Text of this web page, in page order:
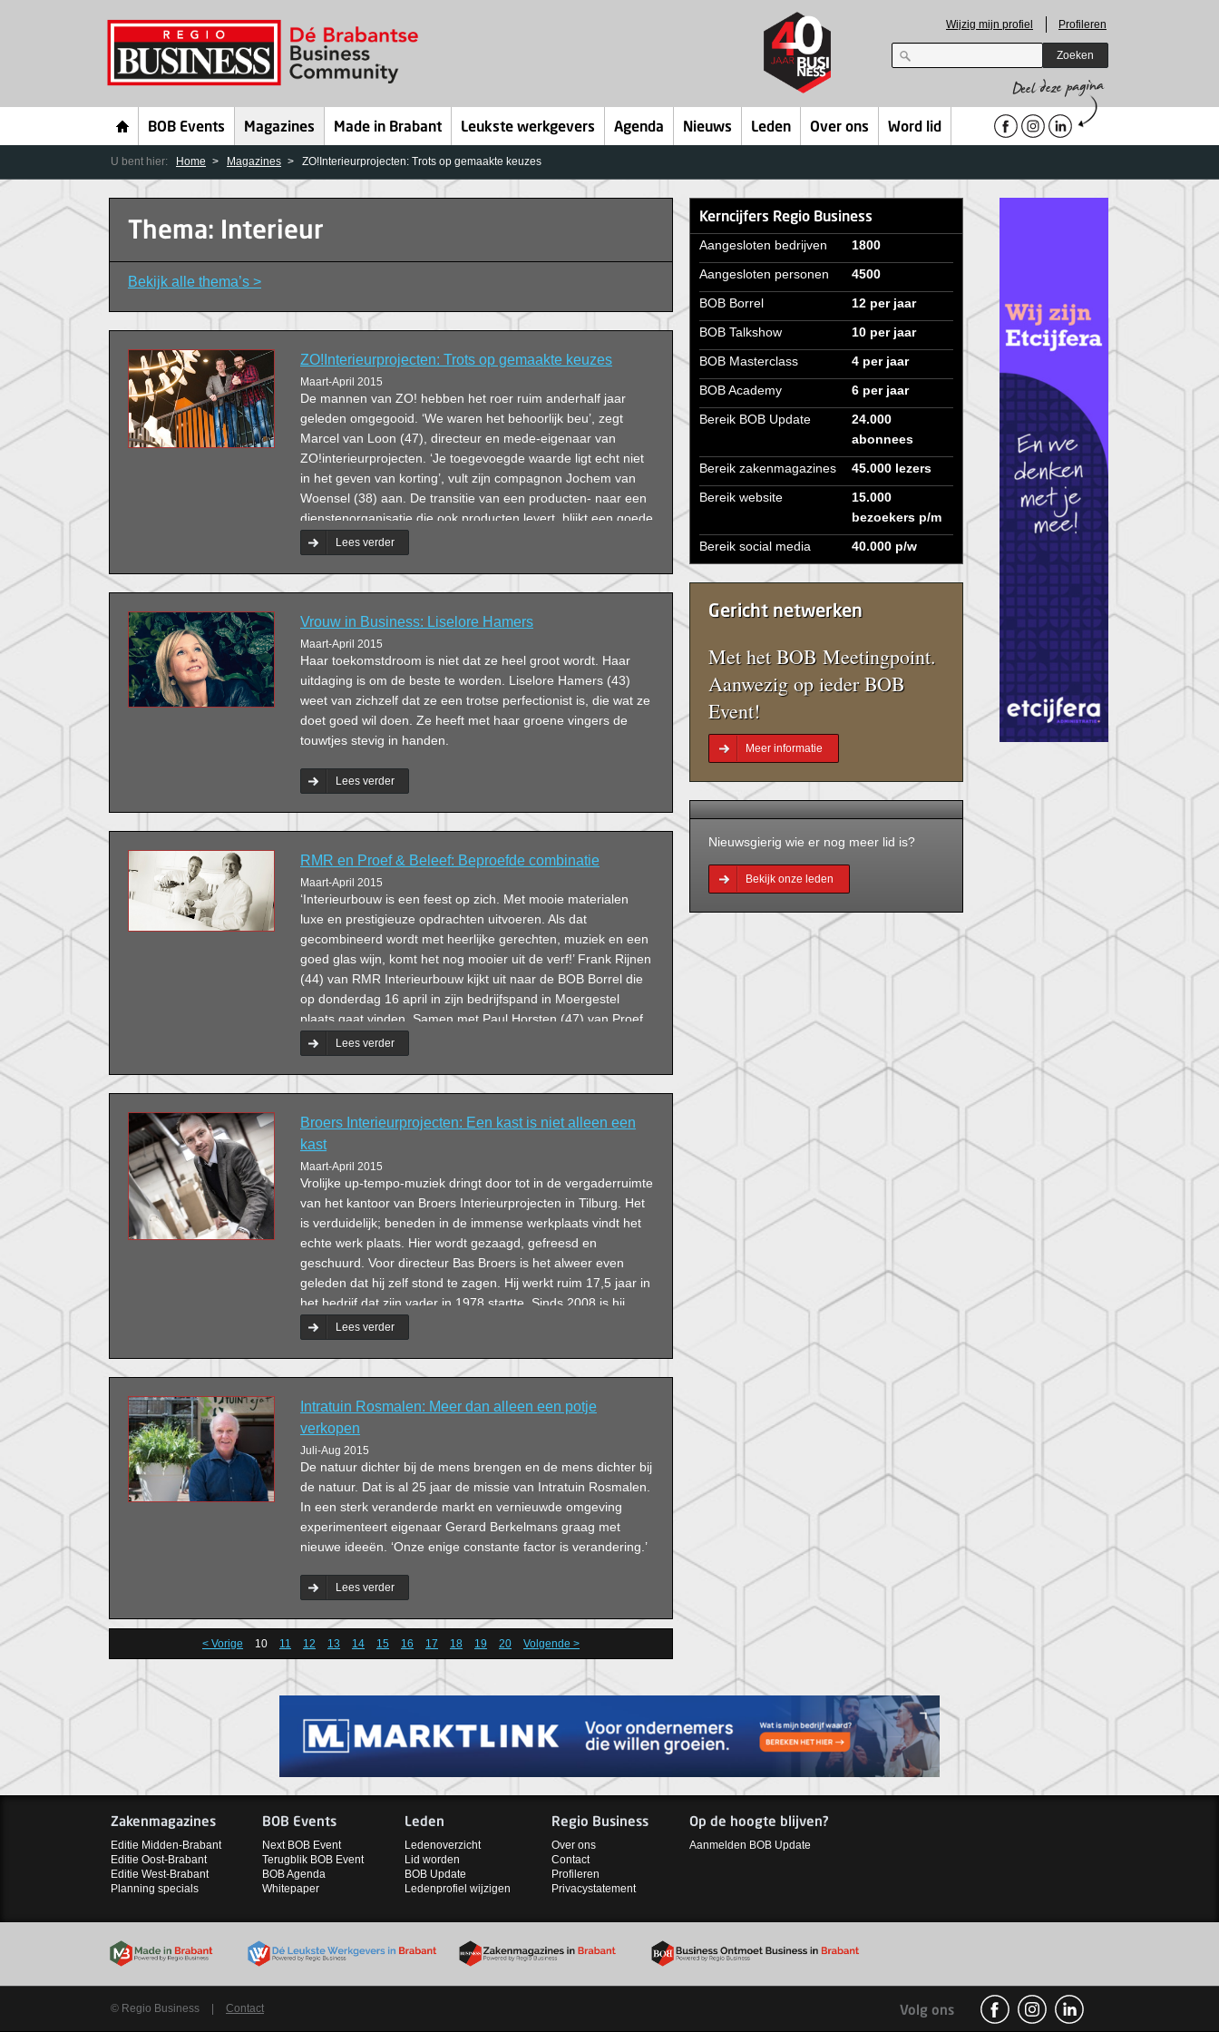
Wijzig mijn profiel Profileren
Zoeken
BOB Events Magazines Made in Brabant Leukste werkgevers Agenda Nieuws Leden Over ons Word lid
U bent hier: Home Magazines ZO!Interieurprojecten: Trots op gemaakte keuzes
Thema: Interieur
Bekijk alle thema’s >
ZO!Interieurprojecten: Trots op gemaakte keuzes
Maart-April 2015
De mannen van ZO! hebben het roer ruim anderhalf jaar
geleden omgegooid. ‘We waren het behoorlijk beu’, zegt
Marcel van Loon (47), directeur en mede-eigenaar van
ZO!interieurprojecten. ‘Je toegevoegde waarde ligt echt niet
in het geven van korting’, vult zijn compagnon Jochem van
Woensel (38) aan. De transitie van een producten- naar een
dienstenorganisatie die ook producten levert, blijkt een goede
keuze te zijn geweest voor beiden.
Lees verder
Vrouw in Business: Liselore Hamers
Maart-April 2015
Haar toekomstdroom is niet dat ze heel groot wordt. Haar
uitdaging is om de beste te worden. Liselore Hamers (43)
weet van zichzelf dat ze een trotse perfectionist is, die wat ze
doet goed wil doen. Ze heeft met haar groene vingers de
touwtjes stevig in handen.
Lees verder
RMR en Proef & Beleef: Beproefde combinatie
Maart-April 2015
‘Interieurbouw is een feest op zich. Met mooie materialen
luxe en prestigieuze opdrachten uitvoeren. Als dat
gecombineerd wordt met heerlijke gerechten, muziek en een
goed glas wijn, komt het nog mooier uit de verf!’ Frank Rijnen
(44) van RMR Interieurbouw kijkt uit naar de BOB Borrel die
op donderdag 16 april in zijn bedrijfspand in Moergestel
plaats gaat vinden. Samen met Paul Horsten (47) van Proef
& Beleef, ziet hij het helemaal voor zich.
Lees verder
Broers Interieurprojecten: Een kast is niet alleen een
kast
Maart-April 2015
Vrolijke up-tempo-muziek dringt door tot in de vergaderruimte
van het kantoor van Broers Interieurprojecten in Tilburg. Het
is verduidelijk; beneden in de immense werkplaats vindt het
echte werk plaats. Hier wordt gezaagd, gefreesd en
geschuurd. Voor directeur Bas Broers is het alweer even
geleden dat hij zelf stond te zagen. Hij werkt ruim 17,5 jaar in
het bedrijf dat zijn vader in 1978 startte. Sinds 2008 is hij
directeur en werkt hij samen met zijn team van zestien
passievolle vakmensen aan kleine of grote interieurprojecten.
Lees verder
Intratuin Rosmalen: Meer dan alleen een potje
verkopen
Juli-Aug 2015
De natuur dichter bij de mens brengen en de mens dichter bij
de natuur. Dat is al 25 jaar de missie van Intratuin Rosmalen.
In een sterk veranderde markt en vernieuwde omgeving
experimenteert eigenaar Gerard Berkelmans graag met
nieuwe ideeën. ‘Onze enige constante factor is verandering.’
Lees verder
< Vorige 10 11 12 13 14 15 16 17 18 19 20 Volgende >
Kerncijfers Regio Business
Aangesloten bedrijven
1800
Aangesloten personen
4500
BOB Borrel
12 per jaar
BOB Talkshow
10 per jaar
BOB Masterclass
4 per jaar
BOB Academy
6 per jaar
Bereik BOB Update
24.000
abonnees
Bereik zakenmagazines
45.000 lezers
Bereik website
15.000
bezoekers p/m
Bereik social media
40.000 p/w
Gericht netwerken
Met het BOB Meetingpoint.
Aanwezig op ieder BOB
Event!
Meer informatie
Nieuwsgierig wie er nog meer lid is?
Bekijk onze leden
Zakenmagazines
Editie Midden-Brabant
Editie Oost-Brabant
Editie West-Brabant
Planning specials
BOB Events
Next BOB Event
Terugblik BOB Event
BOB Agenda
Whitepaper
Leden
Ledenoverzicht
Lid worden
BOB Update
Ledenprofiel wijzigen
Regio Business
Over ons
Contact
Profileren
Privacystatement
Op de hoogte blijven?
Aanmelden BOB Update
© Regio Business Contact Volg ons